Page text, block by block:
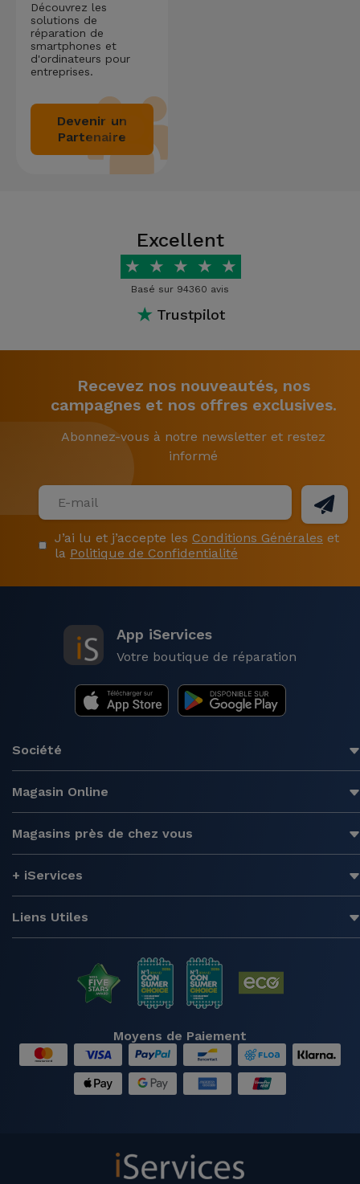
Découvrez les
solutions de
réparation de
smartphones et
d'ordinateurs pour
entreprises.
Devenir un
Partenaire
Excellent
★ ★ ★ ★ ★
Basé sur 94360 avis
★ Trustpilot
Recevez nos nouveautés, nos
campagnes et nos offres exclusives.
Abonnez-vous à notre newsletter et restez
informé
J’ai lu et j’accepte les Conditions Générales et
la Politique de Confidentialité
App iServices
Votre boutique de réparation
Société
Magasin Online
Magasins près de chez vous
+ iServices
Liens Utiles
Moyens de Paiement